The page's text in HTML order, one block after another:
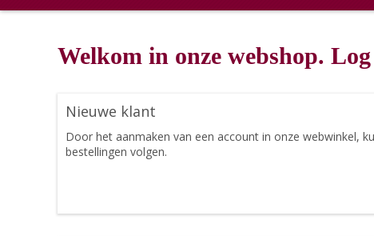
Welkom in onze webshop.
Nieuwe klant
Door het aanmaken van een account in onze webwinkel,
bestellingen volgen.